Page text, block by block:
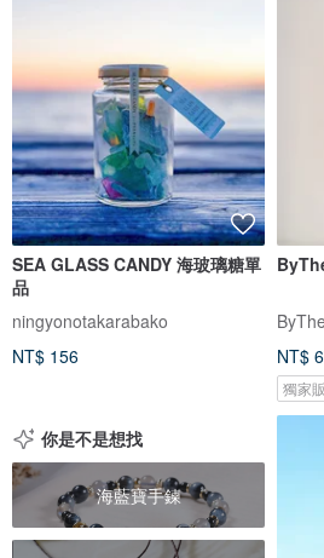
SEA GLASS CANDY 海玻璃糖單
品
ningyonotakarabako
NT$ 156
NT$
獨家
你是不是想找
海藍寶手鍊